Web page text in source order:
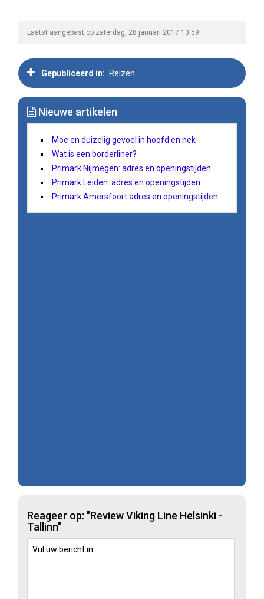
Laatst aangepast op zaterdag, 28 januari 2017 13:59
Gepubliceerd in Reizen
Nieuwe artikelen
Moe en duizelig gevoel in hoofd en nek
Wat is een borderliner?
Primark Nijmegen: adres en openingstijden
Primark Leiden: adres en openingstijden
Primark Amersfoort adres en openingstijden
Reageer op: "Review Viking Line Helsinki -
Tallinn"